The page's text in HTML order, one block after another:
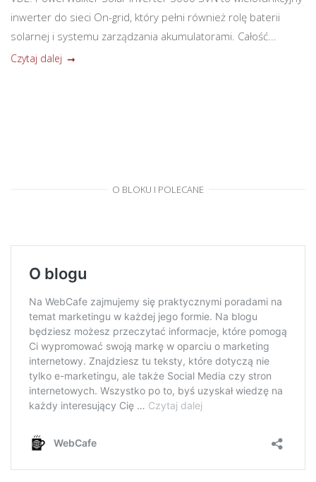
inwerter do sieci On-grid, który pełni również rolę baterii
solarnej i systemu zarządzania akumulatorami. Całość...
Czytaj dalej
O BLOKU I POLECANE